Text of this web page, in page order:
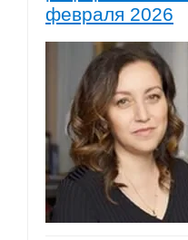
февраля 2026